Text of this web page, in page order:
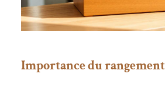
Importance du rangement